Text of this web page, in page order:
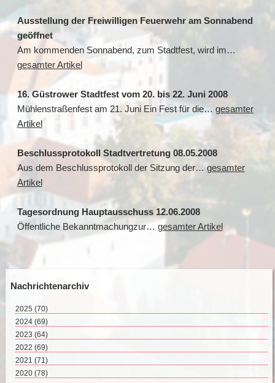
Ausstellung der Freiwilligen Feuerwehr am Sonnabend
geöffnet
Am kommenden Sonnabend, zum Stadtfest, wird im…
gesamter Artikel
16. Güstrower Stadtfest vom 20. bis 22. Juni 2008
Mühlenstraßenfest am 21. Juni Ein Fest für die… gesamter
Artikel
Beschlussprotokoll Stadtvertretung 08.05.2008
Aus dem Beschlussprotokoll der Sitzung der…gesamter
Artikel
Tagesordnung Hauptausschuss 12.06.2008
Öffentliche Bekanntmachungzur… gesamter Artikel
Nachrichtenarchiv
2025 (70)
August 2025 (3)
Juli 2025 (9)
Juni 2025 (8)
Mai 2025 (17)
April 2025 (15)
März 2025 (12)
2024 (69)
Dezember 2024 (2)
November 2024 (11)
Oktober 2024 (7)
September 2024 (4)
August 2024 (4)
2023 (64)
Dezember 2023 (2)
November 2023 (8)
Oktober 2023 (4)
September 2023 (4)
2022 (69)
Dezember 2022 (8)
November 2022 (4)
Oktober 2022 (10)
2021 (71)
Dezember 2021 (8)
2020 (78)